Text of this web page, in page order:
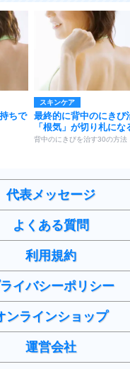
ちで
スキンケア
最終的に背中のにきび
「根気」が切り札にな
背中のにきびを治す30の方法
代表メッセージ
よくある質問
利用規約
イバシーポリシー
ンラインショップ
運営会社